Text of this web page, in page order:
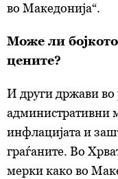
во Македонија“.
Може ли
цените?
И други држави во
административни
инфлацијата и
граѓаните. Во
мерки како во